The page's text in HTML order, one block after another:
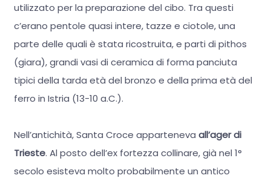
utilizzato per la preparazione del cibo. Tra questi
c’erano pentole quasi intere, tazze e ciotole, una
parte delle quali è stata ricostruita, e parti di pithos
(giara), grandi vasi di ceramica di forma panciuta
tipici della tarda età del bronzo e della prima età del
ferro in Istria (13-10 a.C.).
Nell’antichità, Santa Croce apparteneva all’ager di
Trieste. Al posto dell’ex fortezza collinare, già nel 1°
secolo esisteva molto probabilmente un antico